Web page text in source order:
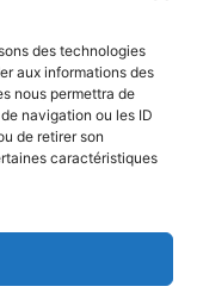
des technologies
aux informations des
nous permettra de
navigation ou les ID
de retirer son
caractéristiques